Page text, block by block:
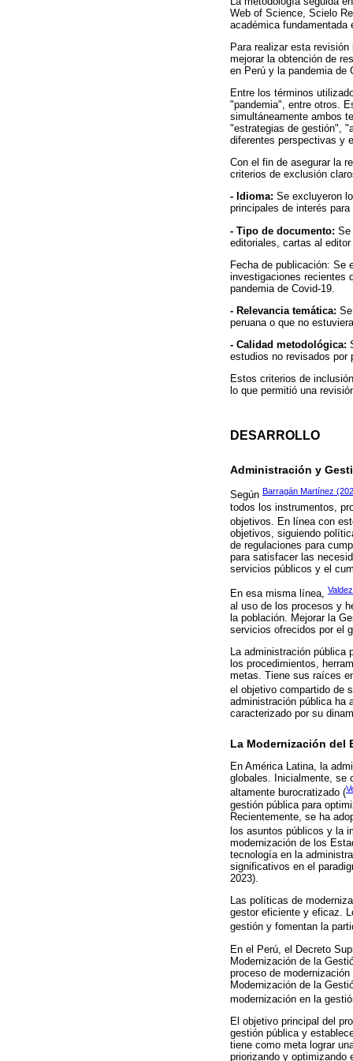
Web of Science, Scielo
académica
Para realizar esta
mejorar la obtención de
en Perú y la pandemia de
Entre los términos
"pandemia", entre otros.
simultáneamente ambos
"estrategias de gestión",
diferentes perspectivas y
Con el fin de asegurar la
criterios de exclusión
- Idioma: Se excluyeron
principales de interés
- Tipo de documento: Se
editoriales, cartas al
Fecha de publicación: Se
investigaciones recientes
pandemia de Covid-19.
- Relevancia temática:
peruana o que no
- Calidad metodológica:
estudios no revisados por
Estos criterios de
lo que permitió una
DESARROLLO
Administración y
Según Barragán Martínez
todos los instrumentos,
objetivos. En línea con
objetivos, siguiendo
de regulaciones para
para satisfacer las
servicios públicos y el
En esa misma línea,
al uso de los procesos y
la población. Mejorar la
servicios ofrecidos por el
La administración
los procedimientos,
metas. Tiene sus raíces
el objetivo compartido de
administración pública ha
caracterizado por su
La Modernización del
En América Latina, la
globales. Inicialmente, se
altamente burocratizado (
gestión pública para
Recientemente, se ha
los asuntos públicos y la
modernización de los
tecnología en la
significativos en el
2023).
Las políticas de
gestor eficiente y eficaz.
gestión y fomentan la
En el Perú, el Decreto
Modernización de la
proceso de
Modernización de la
modernización en la
El objetivo principal del
gestión pública y
tiene como meta lograr
priorizando y optimizando